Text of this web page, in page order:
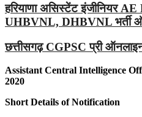
हरियाणा असिस्टेंट इंजीनियर
UHBVNL, DHBVNL भर्ती
छत्तीसगढ़ CGPSC प्री
Assistant Central Intelligence
2020
Short Details of Notification